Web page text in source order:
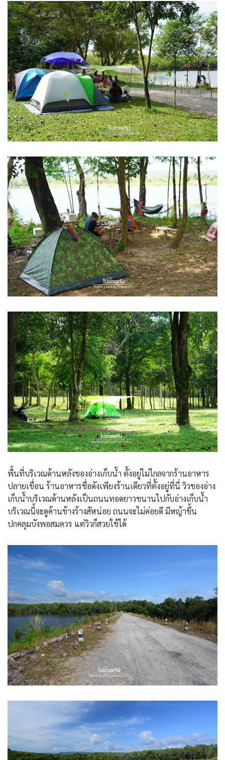
พื้นที่บริเวณด้านหลังของอ่างเก็บน้ำ ตั้งอยู่ไม่ไกลจากร้านอาหาร
ปลายเขื่อน ร้านอาหารชื่อดังเพียงร้านเดียวที่ตั้งอยู่ที่นี่ วิวของอ่าง
เก็บน้ำบริเวณด้านหลังเป็นถนนทอดยาวขนานไปกับอ่างเก็บน้ำ
บริเวณนี้จะดูค้านข้างร้างสัหน่อย ถนนจะไม่ค่อยดี มีหญ้าขึ้น
ปกคลุมบังพอสมควร แต่วิวก็สวยใช้ได้